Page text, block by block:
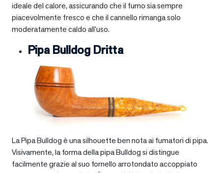
ideale del calore, assicurando che il fumo sia sempre
piacevolmente fresco e che il cannello rimanga solo
moderatamente caldo all’uso.
Pipa Bulldog Dritta
La Pipa Bulldog è una silhouette ben nota ai fumatori di pipa.
Visivamente, la forma della pipa Bulldog si distingue
facilmente grazie al suo fornello arrotondato accoppiato